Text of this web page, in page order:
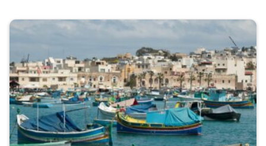
Bamberg
Bayern
Bitburg
Bocholt
Borken
Bremerhaven
Bremervörde
Burgpreppach
Coburg
Cottbus
Darmstadt
Delmenhorst
Düren
Freiburg
Ganderkesee
Geldern